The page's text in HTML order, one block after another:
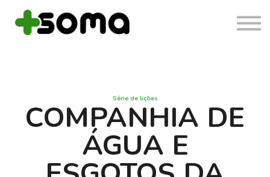
Cursos
Login
Série de lições
COMPANHIA DE
ÁGUA E